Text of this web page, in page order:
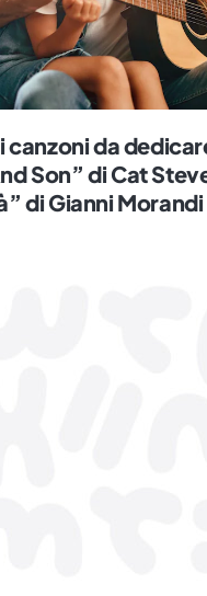
canzoni da
Son” di Cat
di Gianni Morandi